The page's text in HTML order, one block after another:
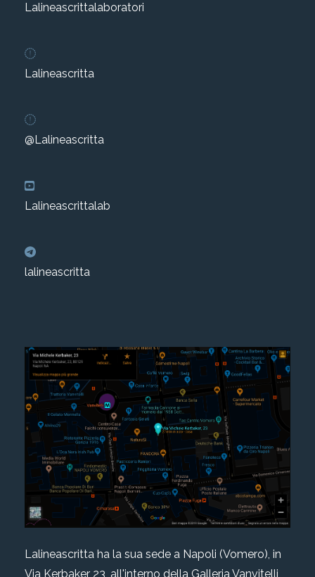
Lalineascrittalaboratori
Lalineascritta
@Lalineascritta
Lalineascrittalab
lalineascritta
Lalineascritta ha la sua sede a Napoli (Vomero), in
Via Kerbaker 23, all'interno della Galleria Vanvitelli